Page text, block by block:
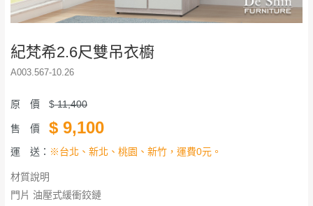
紀梵希2.6尺雙吊衣櫥
A003.567-10.26
原 價 $11,400
售 價 $ 9,100
運 送： ※台北、新北、桃園、新竹，運費0元。
材質說明
門片 油壓式緩衝鉸鏈